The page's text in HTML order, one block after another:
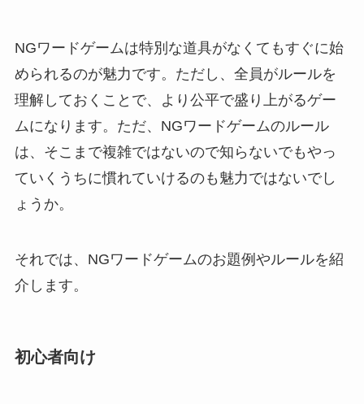
NGワードゲームは特別な道具がなくてもすぐに始
められるのが魅力です。ただし、全員がルールを
理解しておくことで、より公平で盛り上がるゲー
ムになります。ただ、NGワードゲームのルール
は、そこまで複雑ではないので知らないでもやっ
ていくうちに慣れていけるのも魅力ではないでし
ょうか。
それでは、NGワードゲームのお題例やルールを紹
介します。
初心者向け